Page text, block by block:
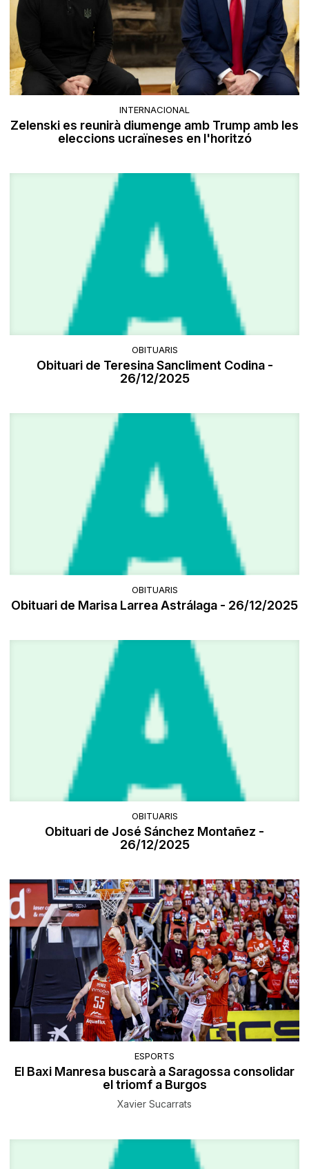
INTERNACIONAL
Zelenski es reunirà diumenge amb Trump amb les
eleccions ucraïneses en l'horitzó
OBITUARIS
Obituari de Teresina Sancliment Codina -
26/12/2025
OBITUARIS
Obituari de Marisa Larrea Astrálaga - 26/12/2025
OBITUARIS
Obituari de José Sánchez Montañez -
26/12/2025
ESPORTS
El Baxi Manresa buscarà a Saragossa consolidar
el triomf a Burgos
Xavier Sucarrats